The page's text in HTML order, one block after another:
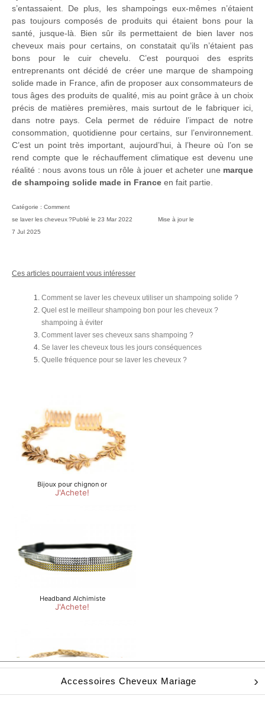
s’entassaient. De plus, les shampoings eux-mêmes n’étaient
pas toujours composés de produits qui étaient bons pour la
santé, jusque-là. Bien sûr ils permettaient de bien laver nos
cheveux mais pour certains, on constatait qu’ils n’étaient pas
bons pour le cuir chevelu. C’est pourquoi des esprits
entreprenants ont décidé de créer une marque de shampoing
solide made in France, afin de proposer aux consommateurs de
tous âges des produits de qualité, mis au point grâce à un choix
précis de matières premières, mais surtout de le fabriquer ici,
dans notre pays. Cela permet de réduire l’impact de notre
consommation, quotidienne pour certains, sur l’environnement.
C’est un point très important, aujourd’hui, à l’heure où l’on se
rend compte que le réchauffement climatique est devenu une
réalité : nous avons tous un rôle à jouer et acheter une marque
de shampoing solide made in France en fait partie.
Catégorie : Comment
se laver les cheveux ?Publié le 23 Mar 2022
Mise à jour le
7 Jul 2025
Ces articles pourraient vous intéresser
Comment se laver les cheveux utiliser un shampoing solide ?
Quel est le meilleur shampoing bon pour les cheveux ?
shampoing à éviter
Comment laver ses cheveux sans shampoing ?
Se laver les cheveux tous les jours conséquences
Quelle fréquence pour se laver les cheveux ?
Accessoires Cheveux Mariage